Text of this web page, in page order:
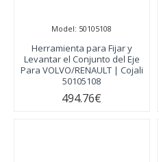
Model: 50105108
Herramienta para Fijar y
Levantar el Conjunto del Eje
Para VOLVO/RENAULT | Cojali
50105108
494.76€